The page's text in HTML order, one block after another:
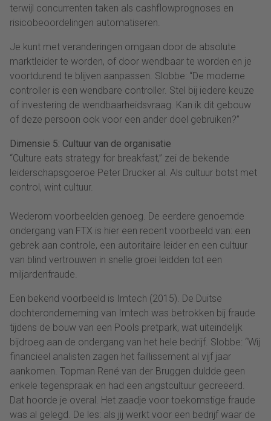
terwijl concurrenten taken als cashflowprognoses en
risicobeoordelingen automatiseren.
Je kunt met veranderingen omgaan door de absolute
marktleider te worden, of door wendbaar te worden en je
voortdurend te blijven aanpassen. Slobbe: “De moderne
controller is een wendbare controller. Stel bij iedere keuze
of investering de wendbaarheidsvraag. Kan ik dit gebouw
of deze persoon ook voor een ander doel gebruiken?”
Dimensie 5: Cultuur van de organisatie
“Culture eats strategy for breakfast,” zei de bekende
leiderschapsgoeroe Peter Drucker al. Als cultuur botst met
control, wint cultuur.
Wederom voorbeelden genoeg. De eerdere genoemde
ondergang van FTX is hier een recent voorbeeld van: een
gebrek aan controle, een autoritaire leider en een cultuur
van blind vertrouwen in snelle groei leidden tot een
miljardenfraude.
Een bekend voorbeeld is Imtech (2015). De Duitse
dochteronderneming van Imtech was betrokken bij fraude
tijdens de bouw van een Pools pretpark, wat uiteindelijk
bijdroeg aan de ondergang van het hele bedrijf. Slobbe: “Wij
financieel analisten zagen het faillissement al vijf jaar
aankomen. Topman René van der Bruggen duldde geen
enkele tegenspraak en had een angstcultuur gecreëerd.
Dat hoorde je overal. Het zaadje voor toekomstige fraude
was al gelegd. De les: als jij werkt voor een bedrijf waar de